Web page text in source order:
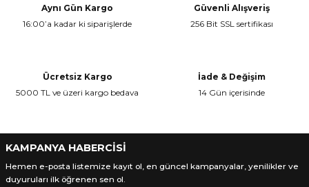
Ürün resmi kalitesiz, bozuk veya görüntülenemiyor.
Aynı Gün Kargo
16:00’a kadar ki siparişlerde
Güvenli Alışveriş
256 Bit SSL sertifikası
Ücretsiz Kargo
5000 TL ve üzeri kargo bedava
İade & Değişim
14 Gün içerisinde
KAMPANYA HABERCİSİ
Hemen e-posta listemize kayıt ol, en güncel kampanyalar, yenilikler ve
duyuruları ilk öğrenen sen ol.